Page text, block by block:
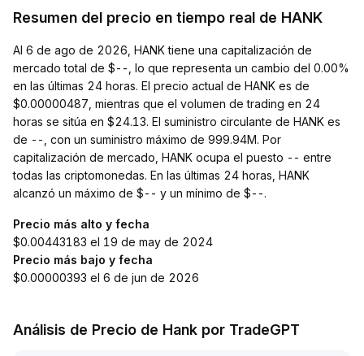
Resumen del precio en tiempo real de HANK
Al 6 de ago de 2026, HANK tiene una capitalización de
mercado total de $--, lo que representa un cambio del 0.00%
en las últimas 24 horas. El precio actual de HANK es de
$0.00000487, mientras que el volumen de trading en 24
horas se sitúa en $24.13. El suministro circulante de HANK es
de --, con un suministro máximo de 999.94M. Por
capitalización de mercado, HANK ocupa el puesto -- entre
todas las criptomonedas. En las últimas 24 horas, HANK
alcanzó un máximo de $-- y un mínimo de $--.
Precio más alto y fecha
$0.00443183 el 19 de may de 2024
Precio más bajo y fecha
$0.00000393 el 6 de jun de 2026
Análisis de Precio de Hank por TradeGPT